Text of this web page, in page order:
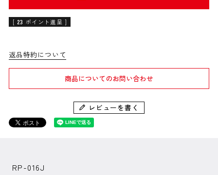
[ 23 ポイント進呈 ]
返品特約について
商品についてのお問い合わせ
レビューを書く
RP-016J